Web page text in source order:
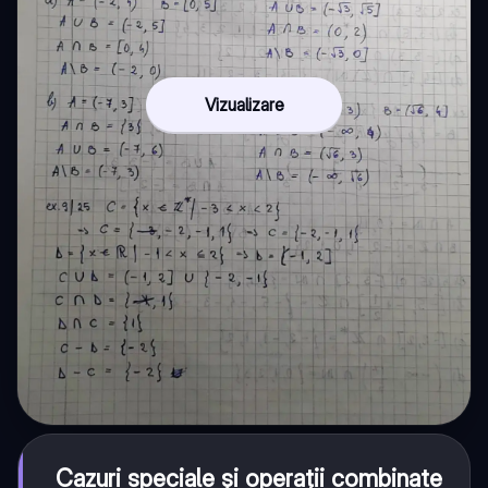
Vizualizare
Cazuri speciale și operații combinate